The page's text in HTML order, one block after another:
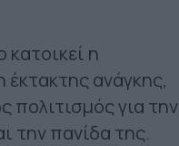
κατοικεί η
ανάγκης,
πολιτισμός για την
την πανίδα της.